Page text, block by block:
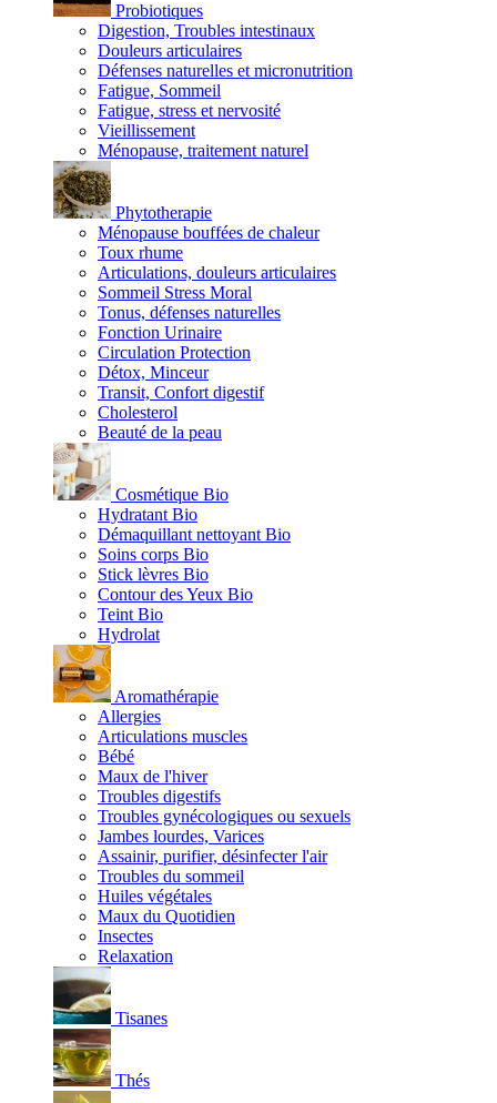
Probiotiques
Digestion, Troubles intestinaux
Douleurs articulaires
Défenses naturelles et micronutrition
Fatigue, Sommeil
Fatigue, stress et nervosité
Vieillissement
Ménopause, traitement naturel
Phytotherapie
Ménopause bouffées de chaleur
Toux rhume
Articulations, douleurs articulaires
Sommeil Stress Moral
Tonus, défenses naturelles
Fonction Urinaire
Circulation Protection
Détox, Minceur
Transit, Confort digestif
Cholesterol
Beauté de la peau
Cosmétique Bio
Hydratant Bio
Démaquillant nettoyant Bio
Soins corps Bio
Stick lèvres Bio
Contour des Yeux Bio
Teint Bio
Hydrolat
Aromathérapie
Allergies
Articulations muscles
Bébé
Maux de l'hiver
Troubles digestifs
Troubles gynécologiques ou sexuels
Jambes lourdes, Varices
Assainir, purifier, désinfecter l'air
Troubles du sommeil
Huiles végétales
Maux du Quotidien
Insectes
Relaxation
Tisanes
Thés